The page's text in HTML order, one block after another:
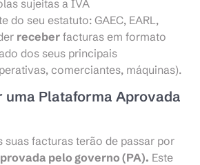
sujeitas a IVA
do seu estatuto: GAEC, EARL,
receber facturas em formato
dos seus principais
comerciantes, máquinas).
uma Plataforma Aprovada
suas facturas terão de passar por
pelo governo (PA). Este